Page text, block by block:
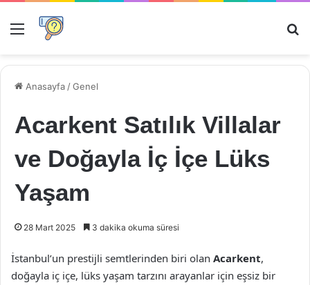
Menü
Anasayfa /Genel
Acarkent Satılık Villalar
ve Doğayla İç İçe Lüks
Yaşam
28 Mart 2025 3 dakika okuma süresi
İstanbul’un prestijli semtlerinden biri olan Acarkent,
doğayla iç içe, lüks yaşam tarzını arayanlar için eşsiz bir